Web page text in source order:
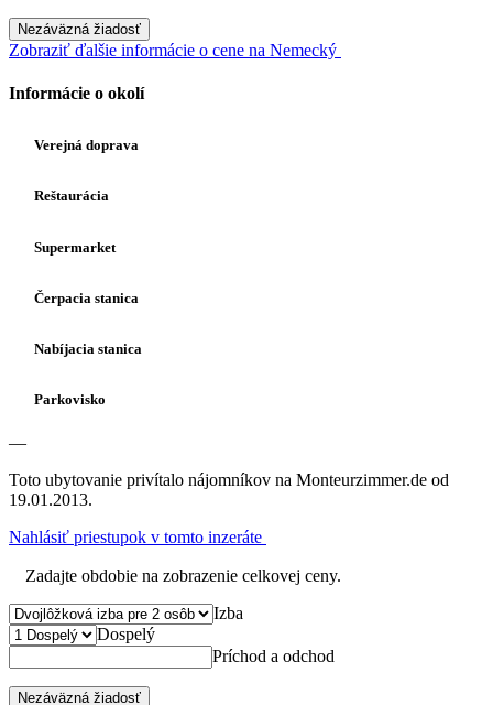
Nezáväzná žiadosť
Zobraziť ďalšie informácie o cene na Nemecký
Informácie o okolí
Verejná doprava
Reštaurácia
Supermarket
Čerpacia stanica
Nabíjacia stanica
Parkovisko
—
Toto ubytovanie privítalo nájomníkov na Monteurzimmer.de od
19.01.2013.
Nahlásiť priestupok v tomto inzeráte
Zadajte obdobie na zobrazenie celkovej ceny.
Izba
Dospelý
Príchod a odchod
Nezáväzná žiadosť